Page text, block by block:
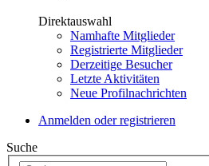
Direktauswahl
Namhafte Mitglieder
Registrierte Mitglieder
Derzeitige Besucher
Letzte Aktivitäten
Neue Profilnachrichten
Anmelden oder registrieren
Suche